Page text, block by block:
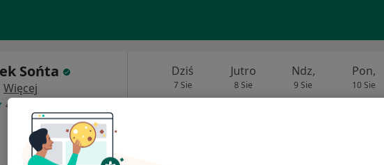
Sońta
Więcej
432 opinie
Dziś
7 Sie
Jutro
8 Sie
Ndz,
9 Sie
Pon,
10 Sie